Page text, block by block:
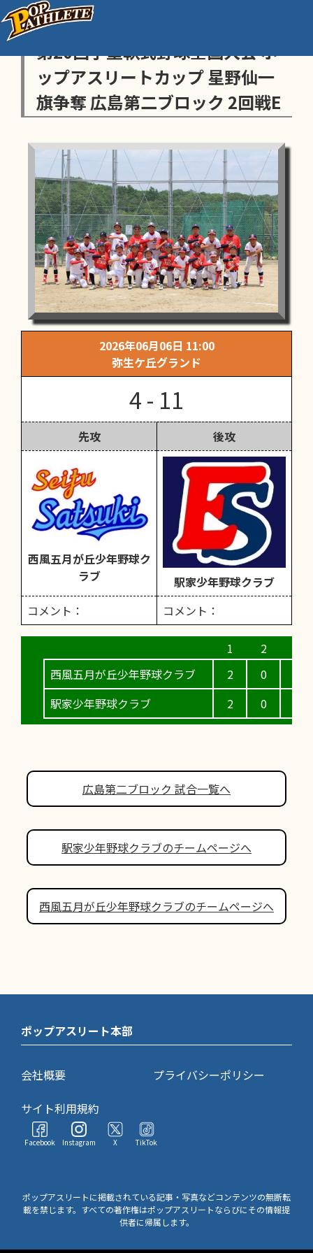
センス・トラストトーナメント
第20回学童軟式野球全国大会 ポ
ップアスリートカップ 星野仙一
旗争奪 広島第二ブロック 2回戦E
2026年06月06日 11:00
弥生ケ丘グランド
4 - 11
先攻 後攻
西風五月が丘少年野球ク
ラブ
駅家少年野球クラブ
コメント：
コメント：
西風五月が丘少年野球クラブ
駅家少年野球クラブ
2
2
0
0
広島第二ブロック 試合一覧へ
駅家少年野球クラブのチームページへ
西風五月が丘少年野球クラブのチームページへ
ポップアスリート本部
会社概要
プライバシーポリシー
サイト利用規約
Facebook Instagram X TikTok
ポップアスリートに掲載されている記事・写真などコンテンツの無断転
載を禁じます。すべての著作権はポップアスリートならびにその情報提
供者に帰属します。